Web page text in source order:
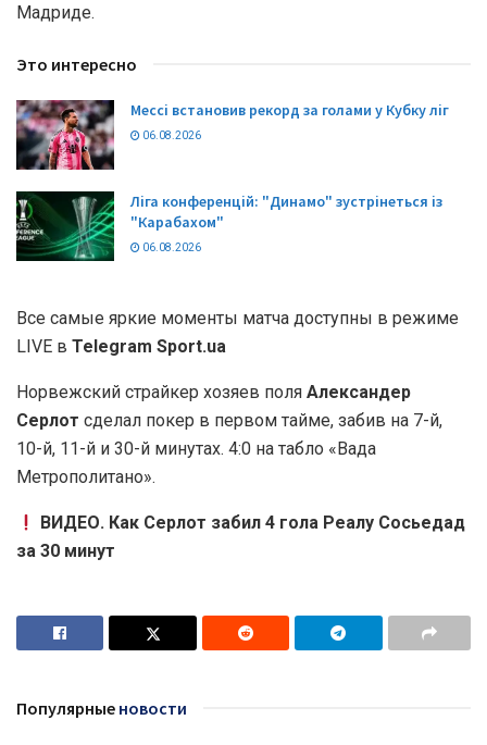
Мадриде.
Это интересно
Мессі встановив рекорд за голами у Кубку ліг
06.08.2026
Ліга конференцій: "Динамо" зустрінеться із
"Карабахом"
06.08.2026
Все самые яркие моменты матча доступны в режиме
LIVE в Telegram Sport.ua
Норвежский страйкер хозяев поля Александер
Серлот сделал покер в первом тайме, забив на 7-й,
10-й, 11-й и 30-й минутах. 4:0 на табло «Вада
Метрополитано».
ВИДЕО. Как Серлот забил 4 гола Реалу Сосьедад
за 30 минут
Популярные новости